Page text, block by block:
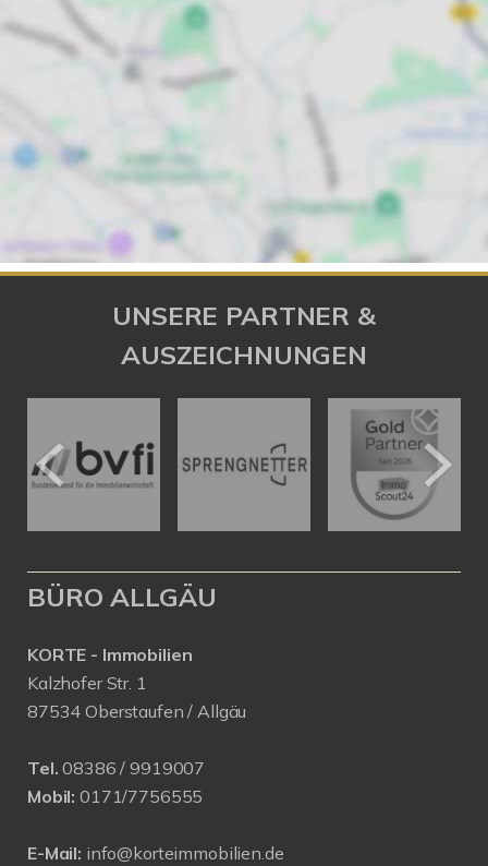
UNSERE PARTNER &
AUSZEICHNUNGEN
BÜRO ALLGÄU
KORTE - Immobilien
Kalzhofer Str. 1
87534 Oberstaufen / Allgäu
Tel. 08386 / 9919007
Mobil: 0171/7756555
E-Mail: info@korteimmobilien.de